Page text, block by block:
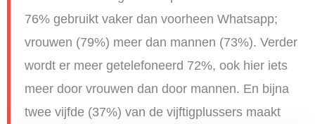
76% gebruikt vaker dan voorheen Whatsapp;
vrouwen (79%) meer dan mannen (73%). Verder
wordt er meer getelefoneerd 72%, ook hier iets
meer door vrouwen dan door mannen. En bijna
twee vijfde (37%) van de vijftigplussers maakt